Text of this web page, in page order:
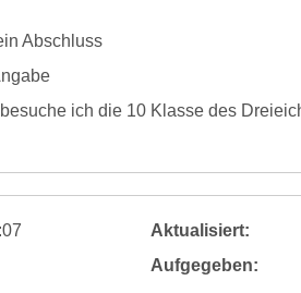
Abschluss
ich die 10 Klasse des
Aktualisiert:
Aufgegeben: